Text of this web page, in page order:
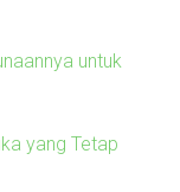
untuk
yang Tetap